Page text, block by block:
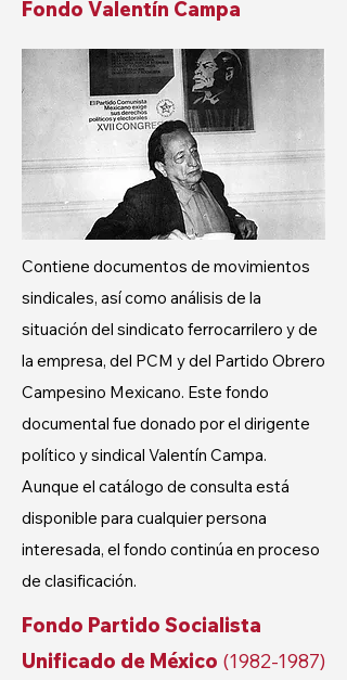
Fondo Valentín Campa
Contiene documentos de movimientos
sindicales, así como análisis de la
situación del sindicato ferrocarrilero y de
la empresa, del PCM y del Partido Obrero
Campesino Mexicano. Este fondo
documental fue donado por el dirigente
político y sindical Valentín Campa.
Aunque el catálogo de consulta está
disponible para cualquier persona
interesada, el fondo continúa en proceso
de clasificación.
Fondo Partido Socialista
Unificado de México (1982-1987)